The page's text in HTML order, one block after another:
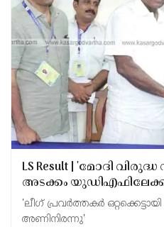
LS Result | 'മോദി
അടക്കം
കാസർകോട്ടെ
വിലയിരുത്തലുമായി
'ലീഗ് പ്രവർത്തകർ
അണിനിരന്നു'